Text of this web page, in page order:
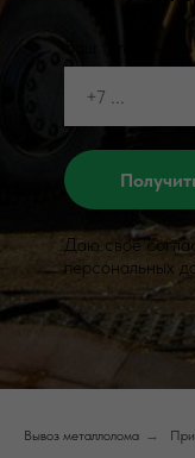
Даю своё
персональных
Вывоз металлолома →